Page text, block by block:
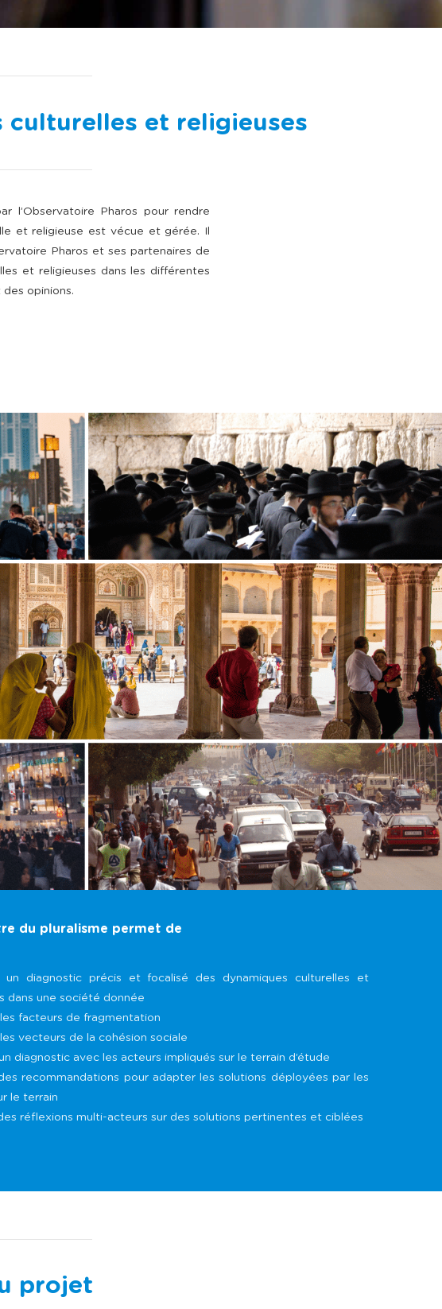
culturelles et religieuses
l’Observatoire Pharos pour rendre
et religieuse est vécue et gérée. Il
Pharos et ses partenaires de
et religieuses dans les différentes
opinions.
du pluralisme permet de
un diagnostic précis et focalisé des dynamiques culturelles et
dans une société donnée
facteurs de fragmentation
vecteurs de la cohésion sociale
diagnostic avec les acteurs impliqués sur le terrain d’étude
recommandations pour adapter les solutions déployées par les
le terrain
réflexions multi-acteurs sur des solutions pertinentes et ciblées
projet